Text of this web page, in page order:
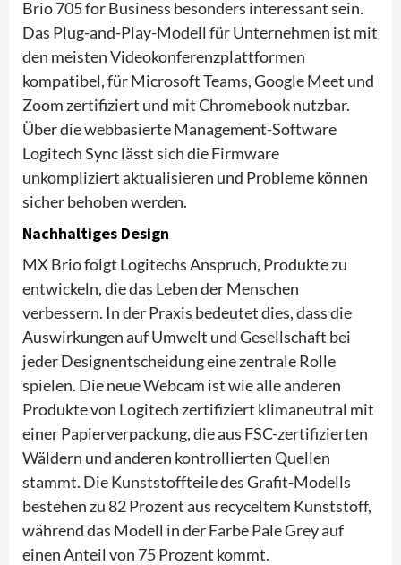
Brio 705 for Business besonders interessant sein.
Das Plug-and-Play-Modell für Unternehmen ist mit
den meisten Videokonferenzplattformen
kompatibel, für Microsoft Teams, Google Meet und
Zoom zertifiziert und mit Chromebook nutzbar.
Über die webbasierte Management-Software
Logitech Sync lässt sich die Firmware
unkompliziert aktualisieren und Probleme können
sicher behoben werden.
Nachhaltiges Design
MX Brio folgt Logitechs Anspruch, Produkte zu
entwickeln, die das Leben der Menschen
verbessern. In der Praxis bedeutet dies, dass die
Auswirkungen auf Umwelt und Gesellschaft bei
jeder Designentscheidung eine zentrale Rolle
spielen. Die neue Webcam ist wie alle anderen
Produkte von Logitech zertifiziert klimaneutral mit
einer Papierverpackung, die aus FSC-zertifizierten
Wäldern und anderen kontrollierten Quellen
stammt. Die Kunststoffteile des Grafit-Modells
bestehen zu 82 Prozent aus recyceltem Kunststoff,
während das Modell in der Farbe Pale Grey auf
einen Anteil von 75 Prozent kommt.